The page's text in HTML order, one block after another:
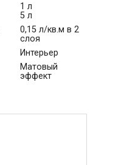
1 л
5 л
0,15 л/кв.м в 2
слоя
Интерьер
Матовый
эффект